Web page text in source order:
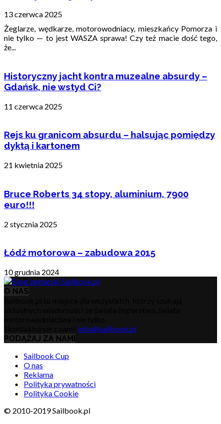
13 czerwca 2025
Żeglarze, wędkarze, motorowodniacy, mieszkańcy Pomorza i
nie tylko — to jest WASZA sprawa! Czy też macie dość tego,
że...
Historyczny jacht kontra muzealne absurdy –
Gdańsk, nie wstyd Ci?
11 czerwca 2025
Rejs ku granicom absurdu – halsując pomiędzy
dyktą i kartonem
21 kwietnia 2025
Bruce Roberts 34 stopy, aluminium, 7900
euro!!!
2 stycznia 2025
Łódź motorowa – zabudowa 2015
10 grudnia 2024
O NAS
info@sailbook.pl
PODĄŻAJ ZA NAMI
Sailbook Cup
O nas
Reklama
Polityka prywatności
Polityka Cookie
© 2010-2019 Sailbook.pl